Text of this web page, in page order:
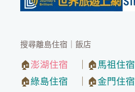
搜尋離島住宿｜飯店
🏠澎湖住宿 ｜🏠 馬祖住宿
🏠綠島住宿 ｜🏠金門住宿